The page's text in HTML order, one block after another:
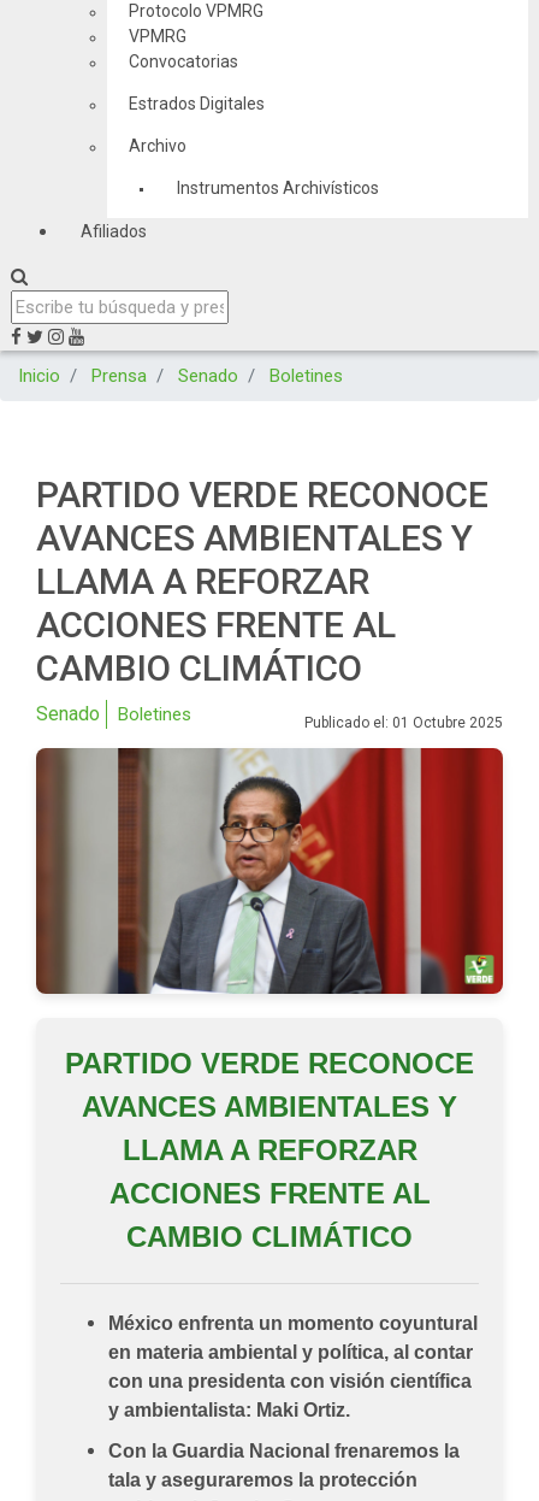
Protocolo VPMRG
VPMRG
Convocatorias
Estrados Digitales
Archivo
Instrumentos Archivísticos
Afiliados
Inicio Prensa Senado Boletines
PARTIDO VERDE RECONOCE
AVANCES AMBIENTALES Y
LLAMA A REFORZAR
ACCIONES FRENTE AL
CAMBIO CLIMÁTICO
Senado Boletines Publicado el: 01 Octubre 2025
PARTIDO VERDE RECONOCE
AVANCES AMBIENTALES Y
LLAMA A REFORZAR
ACCIONES FRENTE AL
CAMBIO CLIMÁTICO
México enfrenta un momento coyuntural
en materia ambiental y política, al contar
con una presidenta con visión científica
y ambientalista: Maki Ortiz.
Con la Guardia Nacional frenaremos la
tala y aseguraremos la protección